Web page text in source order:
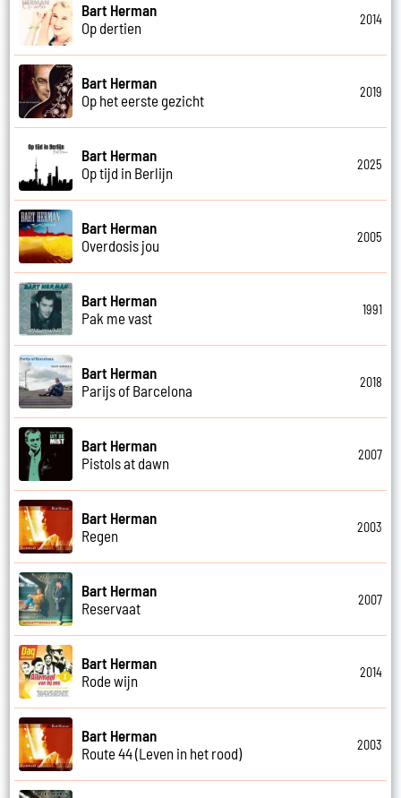
Bart Herman
Op dertien
2014
Bart Herman
Op het eerste gezicht
2019
Bart Herman
Op tijd in Berlijn
2025
Bart Herman
Overdosis jou
2005
Bart Herman
Pak me vast
1991
Bart Herman
Parijs of Barcelona
2018
Bart Herman
Pistols at dawn
2007
Bart Herman
Regen
2003
Bart Herman
Reservaat
2007
Bart Herman
Rode wijn
2014
Bart Herman
Route 44 (Leven in het rood)
2003